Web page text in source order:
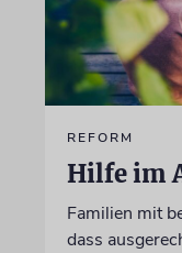
REFORM
Hilfe im
Familien mit
dass